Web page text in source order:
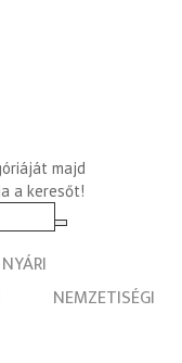
majd
a keresőt!
NYÁRI
NEMZETISÉGI